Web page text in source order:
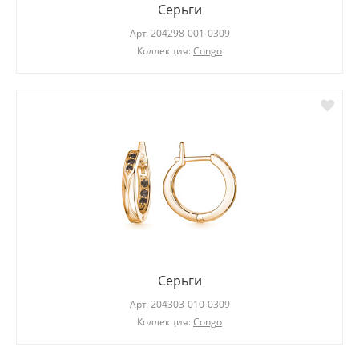
Серьги
Арт. 204298-001-0309
Коллекция: Congo
Серьги
Арт. 204303-010-0309
Коллекция: Congo